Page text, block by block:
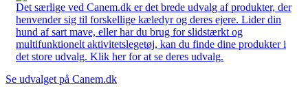
Det særlige ved Canem.dk er det brede udvalg af produkter, der
henvender sig til forskellige kæledyr og deres ejere. Lider din
hund af sart mave, eller har du brug for slidstærkt og
multifunktionelt aktivitetslegetøj, kan du finde dine produkter i
det store udvalg. Klik her for at se deres udvalg.
Se udvalget på Canem.dk